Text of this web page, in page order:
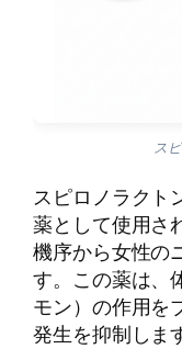
ス
スピロノラクト
薬として使用さ
機序から女性の
す。この薬は、
モン）の作用を
発生を抑制しま